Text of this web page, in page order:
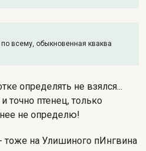
всему, обыкновенная кваква
определять не взялся...
точно птенец, только
не определю!
на Улишиного пИнгвина